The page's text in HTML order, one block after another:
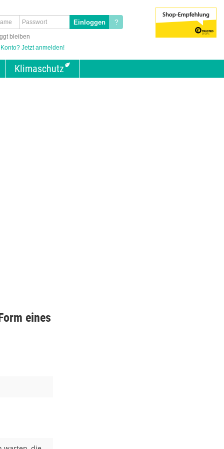
?
bleiben
Jetzt anmelden!
Klimaschutz
eines